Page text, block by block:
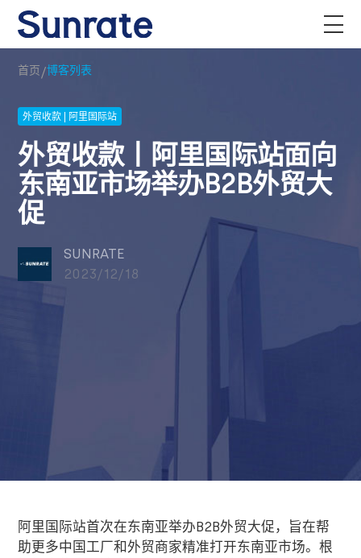
首页/博客列表
外贸收款 | 阿里国际站
外贸收款丨阿里国际站面向
东南亚市场举办B2B外贸大
促
SUNRATE
2023/12/18
阿里国际站首次在东南亚举办B2B外贸大促，旨在帮
助更多中国工厂和外贸商家精准打开东南亚市场。根